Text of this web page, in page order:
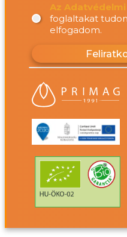
Az
foglaltakat
elfogadom.